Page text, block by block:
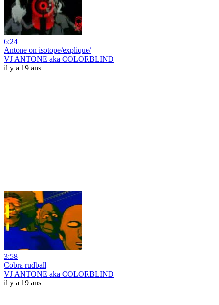
6:24
Antone on isotope/explique/
VJ ANTONE aka COLORBLIND
il y a 19 ans
3:58
Cobra rudball
VJ ANTONE aka COLORBLIND
il y a 19 ans